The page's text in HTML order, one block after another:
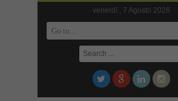
venerdì , 7 Agosto 2026